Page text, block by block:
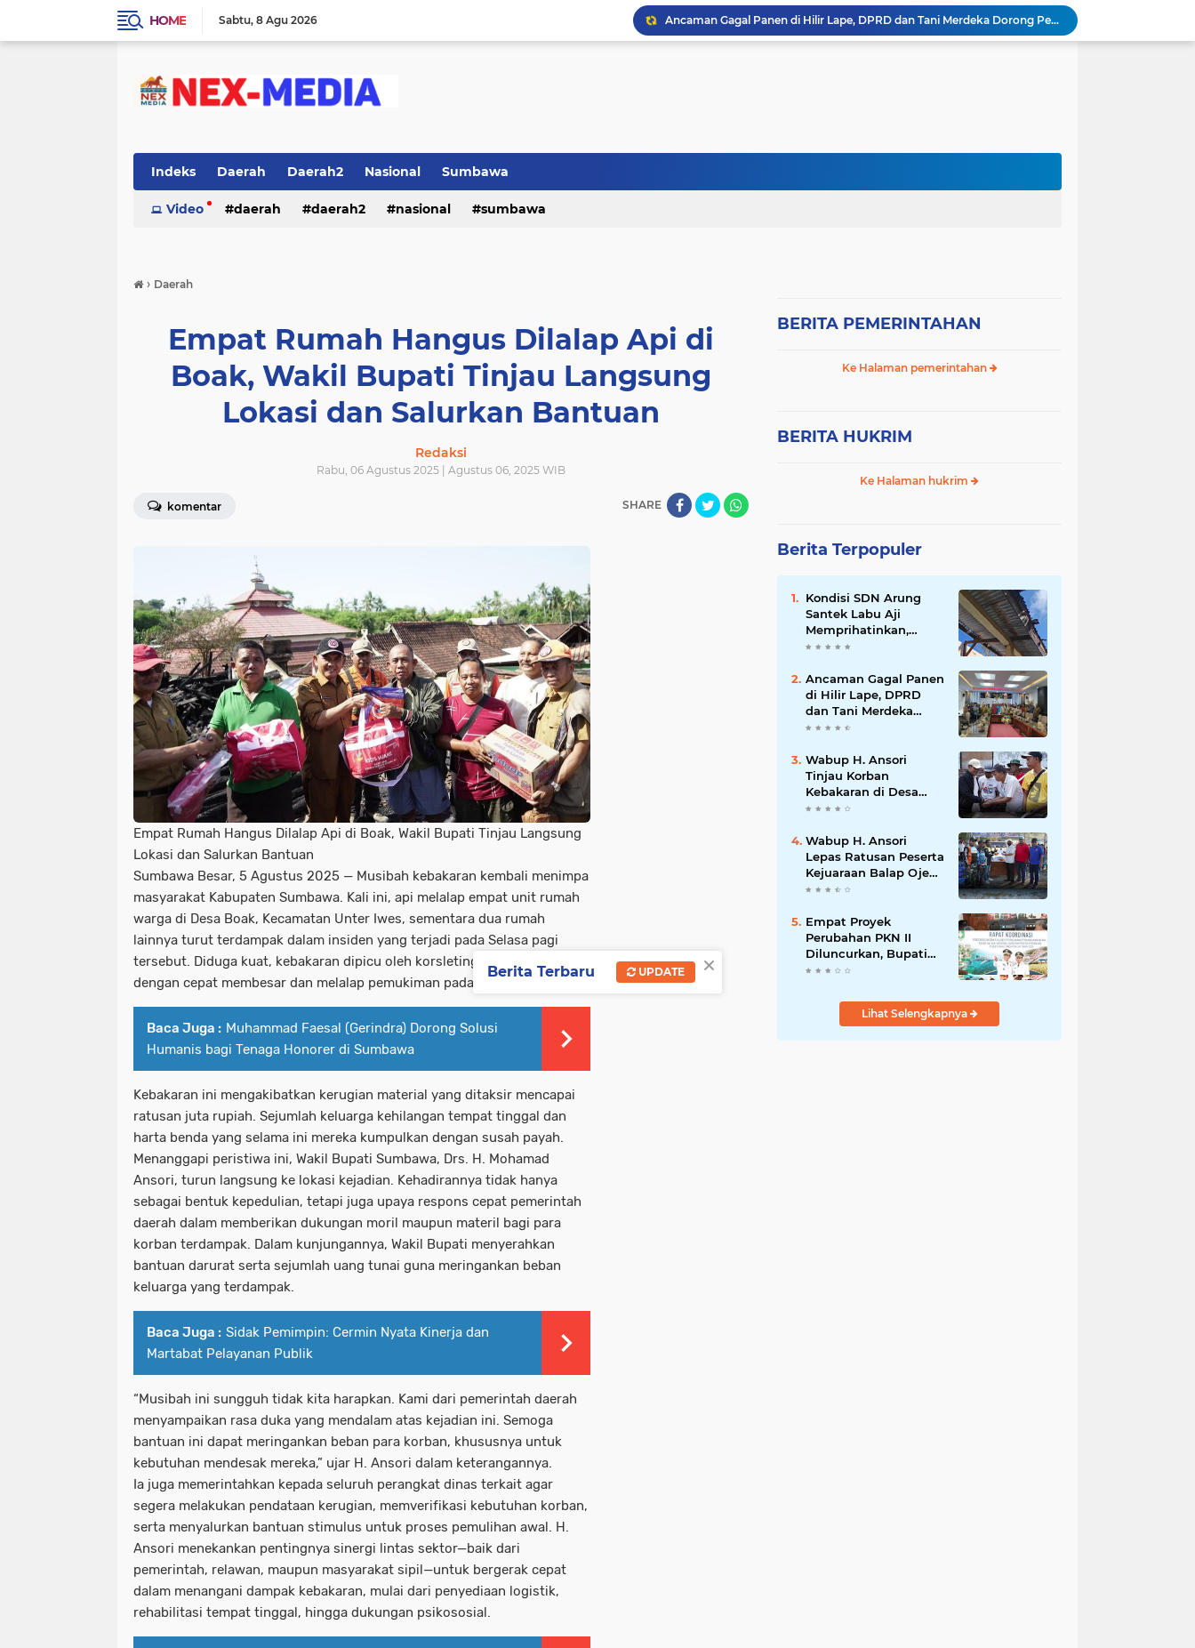
HOME Sabtu 8 Agu 2026
Empat Proyek Perubahan PKN II Diluncurkan, Bupati Jarot Perkuat Budaya Inovasi dan Tata Kelola Pemerintahan
Sekretaris DPC Gerindra Sumbawa Tekankan Disiplin Relawan Dapur, Keselamatan dan Higienitas Jadi Prioritas
Wabup Sumbawa Resmi Buka Festival Budaya Paroso di Moyo Hilir, Tegaskan Komitmen Pelestarian Budaya hingga
Indeks Daerah Daerah2 Nasional Sumbawa
Video daerah daerah2 nasional sumbawa
› Daerah
Empat Rumah Hangus Dilalap Api di
Boak, Wakil Bupati Tinjau Langsung
Lokasi dan Salurkan Bantuan
Redaksi
Rabu, 06 Agustus 2025 | Agustus 06, 2025 WIB
komentar SHARE
Empat Rumah Hangus Dilalap Api di Boak, Wakil Bupati Tinjau Langsung
Lokasi dan Salurkan Bantuan
Sumbawa Besar, 5 Agustus 2025 — Musibah kebakaran kembali menimpa
masyarakat Kabupaten Sumbawa. Kali ini, api melalap empat unit rumah
warga di Desa Boak, Kecamatan Unter Iwes, sementara dua rumah
lainnya turut terdampak dalam insiden yang terjadi pada Selasa pagi
tersebut. Diduga kuat, kebakaran dipicu oleh korsleting listrik yang
dengan cepat membesar dan melalap pemukiman padat penduduk.
Baca Juga : Muhammad Faesal (Gerindra) Dorong Solusi
Humanis bagi Tenaga Honorer di Sumbawa
Kebakaran ini mengakibatkan kerugian material yang ditaksir mencapai
ratusan juta rupiah. Sejumlah keluarga kehilangan tempat tinggal dan
harta benda yang selama ini mereka kumpulkan dengan susah payah.
Menanggapi peristiwa ini, Wakil Bupati Sumbawa, Drs. H. Mohamad
Ansori, turun langsung ke lokasi kejadian. Kehadirannya tidak hanya
sebagai bentuk kepedulian, tetapi juga upaya respons cepat pemerintah
daerah dalam memberikan dukungan moril maupun materil bagi para
korban terdampak. Dalam kunjungannya, Wakil Bupati menyerahkan
bantuan darurat serta sejumlah uang tunai guna meringankan beban
keluarga yang terdampak.
Baca Juga : Sidak Pemimpin: Cermin Nyata Kinerja dan
Martabat Pelayanan Publik
“Musibah ini sungguh tidak kita harapkan. Kami dari pemerintah daerah
menyampaikan rasa duka yang mendalam atas kejadian ini. Semoga
bantuan ini dapat meringankan beban para korban, khususnya untuk
kebutuhan mendesak mereka,” ujar H. Ansori dalam keterangannya.
Ia juga memerintahkan kepada seluruh perangkat dinas terkait agar
segera melakukan pendataan kerugian, memverifikasi kebutuhan korban,
serta menyalurkan bantuan stimulus untuk proses pemulihan awal. H.
Ansori menekankan pentingnya sinergi lintas sektor—baik dari
pemerintah, relawan, maupun masyarakat sipil—untuk bergerak cepat
dalam menangani dampak kebakaran, mulai dari penyediaan logistik,
rehabilitasi tempat tinggal, hingga dukungan psikososial.
BERITA PEMERINTAHAN
Ke Halaman pemerintahan
BERITA HUKRIM
Ke Halaman hukrim
Berita Terpopuler
Kondisi SDN Arung
Santek Labu Aji
Memprihatinkan,
Warga Dorong
Lakukan Asesmen dan
Rehabilitasi
Ancaman Gagal Panen
di Hilir Lape, DPRD
dan Tani Merdeka
Dorong Perbaikan
Wabup H. Ansori
Tinjau Korban
Kebakaran di Desa
Kerekeh, Ajak
Tingkatkan
Kewaspadaan
terhadap Instalasi
Listrik
Wabup H. Ansori
Lepas Ratusan Peserta
Kejuaraan Balap Ojek
Gabah di Maronge,
dan Perputaran
Ekonomi Lokal
Empat Proyek
Perubahan PKN II
Diluncurkan, Bupati
Jarot Perkuat Budaya
Kelola Pemerintahan
Lihat Selengkapnya
×
Berita Terbaru UPDATE